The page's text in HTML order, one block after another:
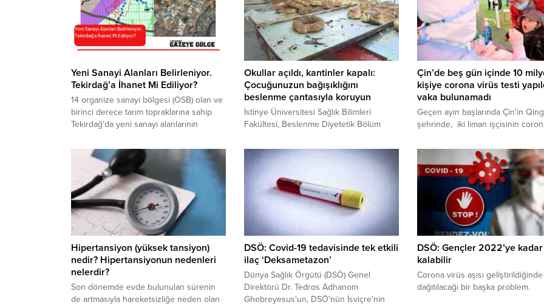
Yeni Sanayi Alanları Belirleniyor.
Tekirdağ’a İhanet Mi Ediliyor?
14 organize sanayi bölgesi (OSB) olan ve
birinci derece tarım topraklarına sahip
Tekirdağ’da yeni sanayi alanlarının
bölgelerinin kurulması planlanıyor. Trakya
bölgesinin Türkiye’de ve dünyada
tarımsal verimliliği en yüksek alanlardan
bir tanesi olduğuna dikkat çeken
uzmanlar ve STK temsilcileri, tarım
alanında stratejik önem taşıyan bölgenin,
tarım dışına...
Okullar açıldı, kantinler kapalı:
Çocuğunuzun bağışıklığını
beslenme çantasıyla koruyun
İstinye Üniversitesi Sağlık Bilimleri
Fakültesi, Beslenme Diyetetik Bölüm
okulların açılmasıyla çocukların bağışıklık
sisteminin korunması adına yapılması
gerekenleri anlattı.Prof. Dr. Funda
Elmacıoğlu, “Çocuklar evlerden aylarca
dışarı çıkamadı. Evde kaldıkları süre
içerisinde yeterli ve dengeli beslenme
kurallarına uyarak beslendi. Çocuklar
sabah okulla gidiyorsa okula gitmeden
önce...
Çin’de beş gün içinde 10
kişiye corona virüs testi
vaka bulunamadı
Geçen ayın başlarında Çin'in
şehrinde, iki liman işçisinin
Geçtiğimiz hafta şehirdeki
vakaları 13'e ulaştı.Yedi corona
hastası, üç sağlık çalışanı, bir
ve onlarla yakın temasta bulunan
kişiden oluşan 13 kişi belediye
tarafından gözlem altında tutuldu.
Bunun...
Hipertansiyon (yüksek tansiyon)
nedir? Hipertansiyonun nedenleri
nelerdir?
Son dönemde evde bulunulan sürenin
de artmasıyla hareketsizliğe neden olan
DSÖ: Covid-19 tedavisinde tek etkili
ilaç ‘Deksametazon’
Dünya Sağlık Örgütü (DSÖ) Genel
Direktörü Dr. Tedros Adhanom
Ghebreyesus'un, DSÖ'nün İsviçre'nin
DSÖ: Gençler 2022’ye kadar
kalabilir
Corona virüs aşısı geliştirildiğinde
dağıtılacağı bir başka problem.